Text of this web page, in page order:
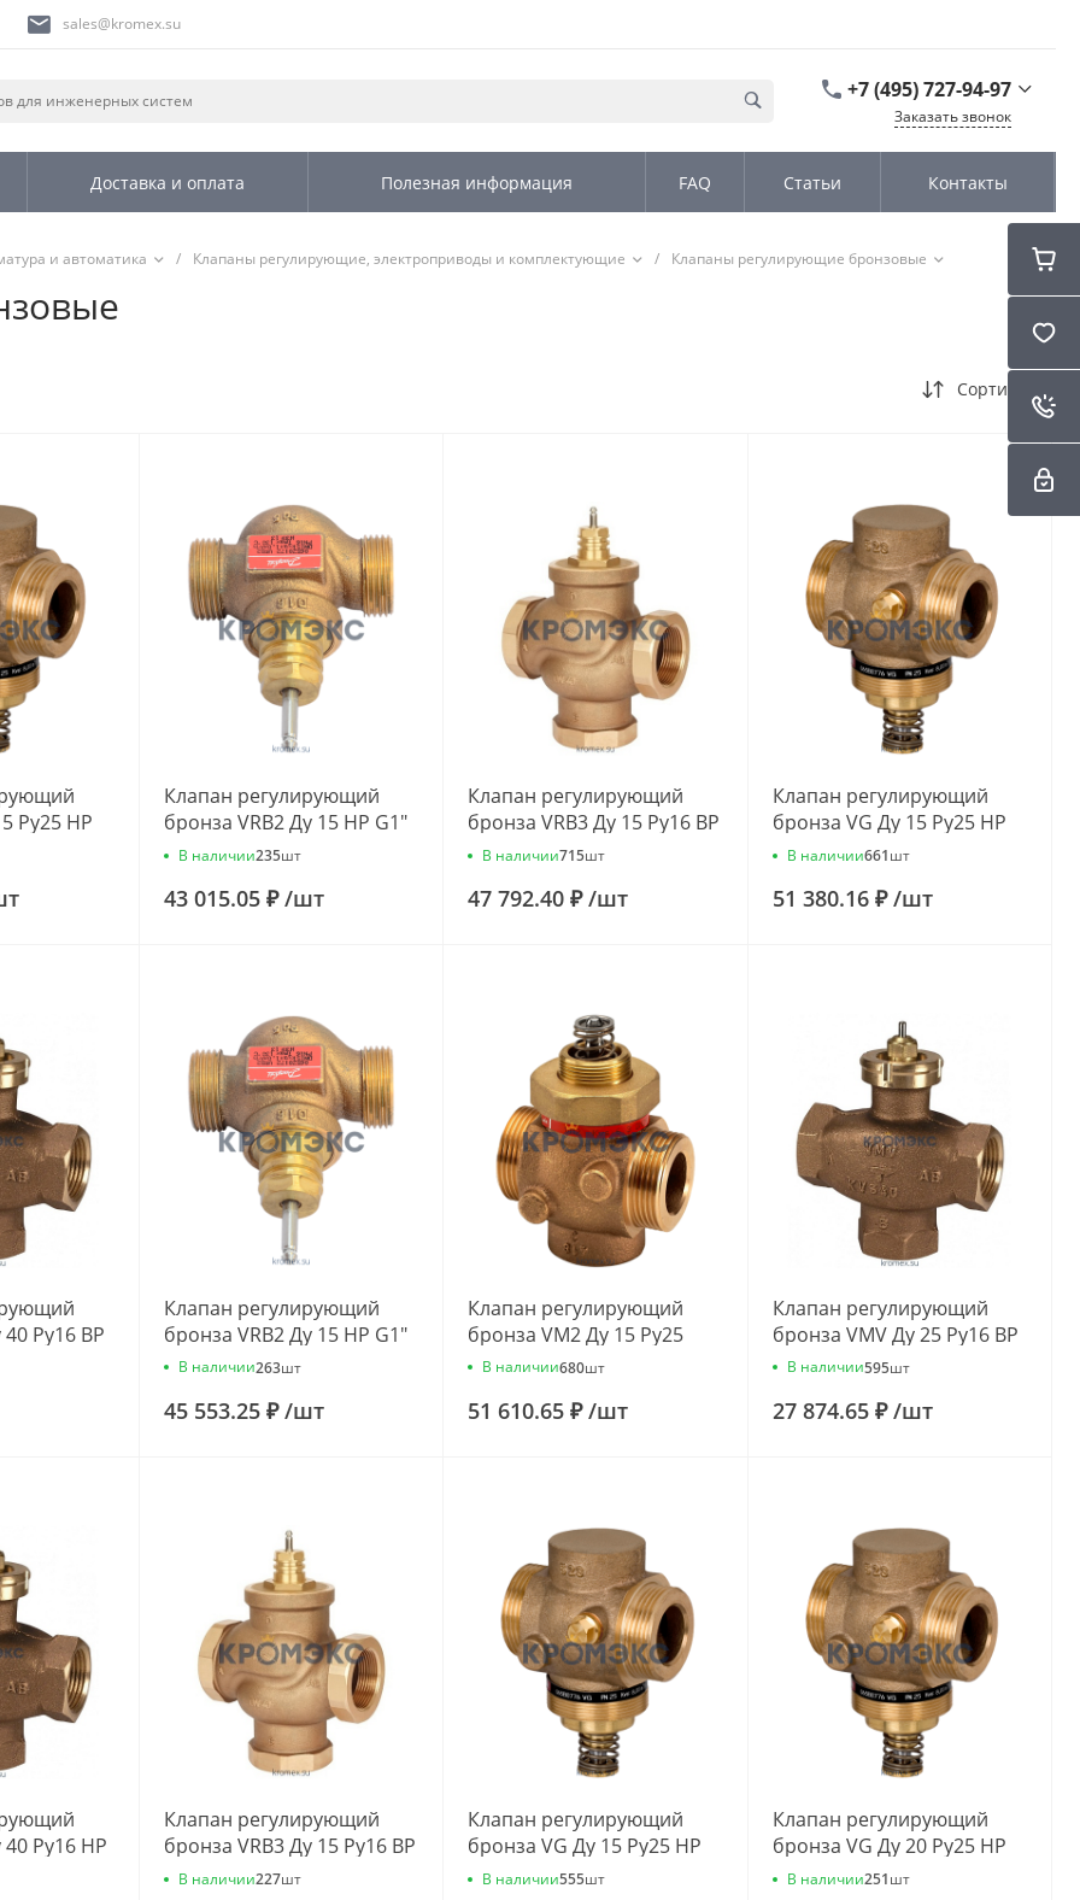
sales@kromex.su
+7 (495) 727-94-97
Пн-Чт: 9:00-18:00 Пт
Заказать звонок
Доставка и оплата Полезная информация FAQ Статьи Контакты
и автоматика / Клапаны регулирующие, электроприводы и комплектующие / Клапаны регулирующие бронзовые
Сортировка
Ру25 НР
ч Danfoss
Клапан регулирующий
бронза VRB2 Ду 15 НР G1"
Kvs=0.63м3/ч Danfoss
В наличии235шт
43 015.05 ₽/шт
Клапан регулирующий
бронза VRB3 Ду 15 Ру16 ВР
Rp1/2" Kvs=1м3/ч Danfoss
В наличии715шт
47 792.40 ₽/шт
Клапан регулирующий
бронза VG Ду 15 Ру25 НР
G3/4" Kvs=4м3/ч Danfoss
В наличии661шт
51 380.16 ₽/шт
Ру16 ВР
ч
Клапан регулирующий
бронза VRB2 Ду 15 НР G1"
Kvs=2.5м3/ч Danfoss
В наличии263шт
45 553.25 ₽/шт
Клапан регулирующий
бронза VM2 Ду 15 Ру25
G3/4" Kvs=0.63м3/ч
В наличии680шт
51 610.65 ₽/шт
Клапан регулирующий
бронза VMV Ду 25 Ру16 ВР
Rp1" Kvs=6.3м3/ч Danfoss
В наличии595шт
27 874.65 ₽/шт
40 Ру16 НР
Клапан регулирующий
бронза VRB3 Ду 15 Ру16 ВР
Rp1/2" Kvs=4м3/ч Danfoss
В наличии227шт
Клапан регулирующий
бронза VG Ду 15 Ру25 НР
G3/4" Kvs=1м3/ч Danfoss
В наличии555шт
Клапан регулирующий
бронза VG Ду 20 Ру25 НР
G1" Kvs=6.3м3/ч Danfoss
В наличии251шт